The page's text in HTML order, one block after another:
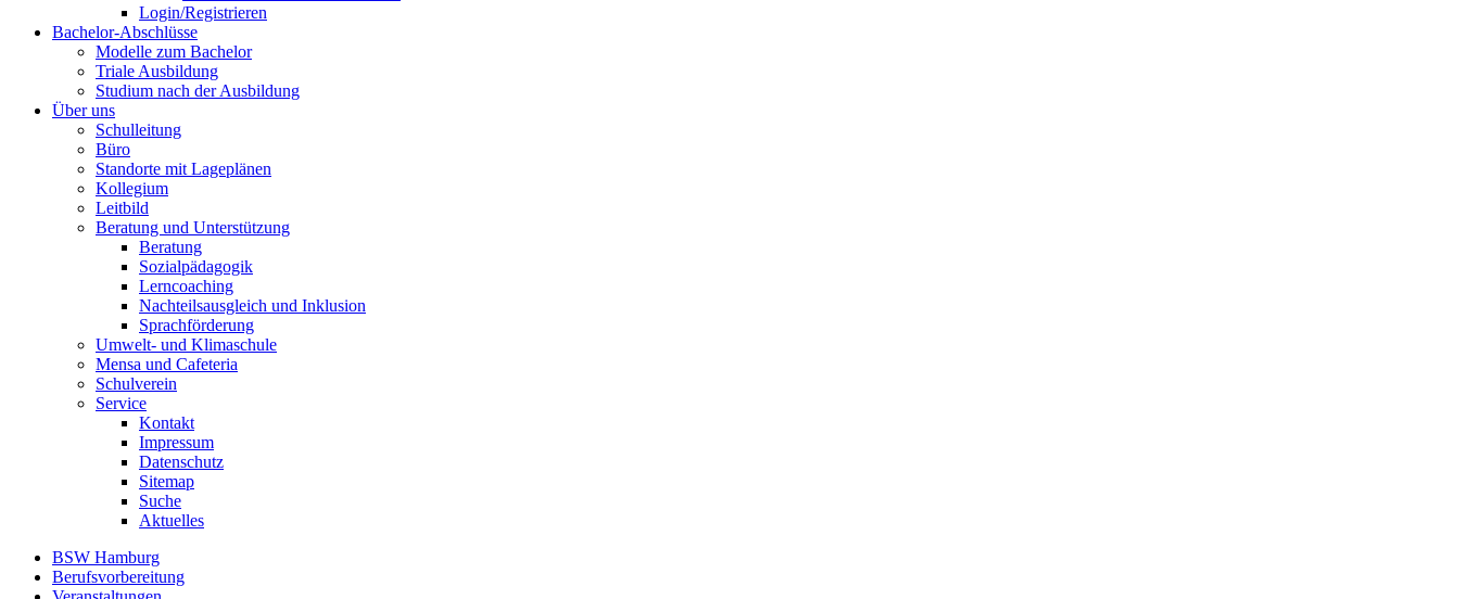
Login/Registrieren
Bachelor-Abschlüsse
Modelle zum Bachelor
Triale Ausbildung
Studium nach der Ausbildung
Über uns
Schulleitung
Büro
Standorte mit Lageplänen
Kollegium
Leitbild
Beratung und Unterstützung
Beratung
Sozialpädagogik
Lerncoaching
Nachteilsausgleich und Inklusion
Sprachförderung
Umwelt- und Klimaschule
Mensa und Cafeteria
Schulverein
Service
Kontakt
Impressum
Datenschutz
Sitemap
Suche
Aktuelles
BSW Hamburg
Berufsvorbereitung